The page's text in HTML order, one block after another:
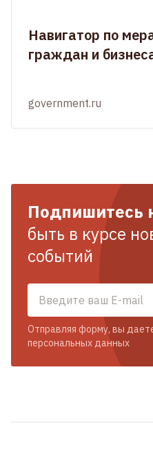
Навигатор по
граждан и
government.ru
Подпишитесь
быть в курсе
событий
Отправляя форму, вы
персональных данных